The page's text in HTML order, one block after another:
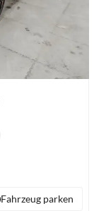
Fahrzeug parken